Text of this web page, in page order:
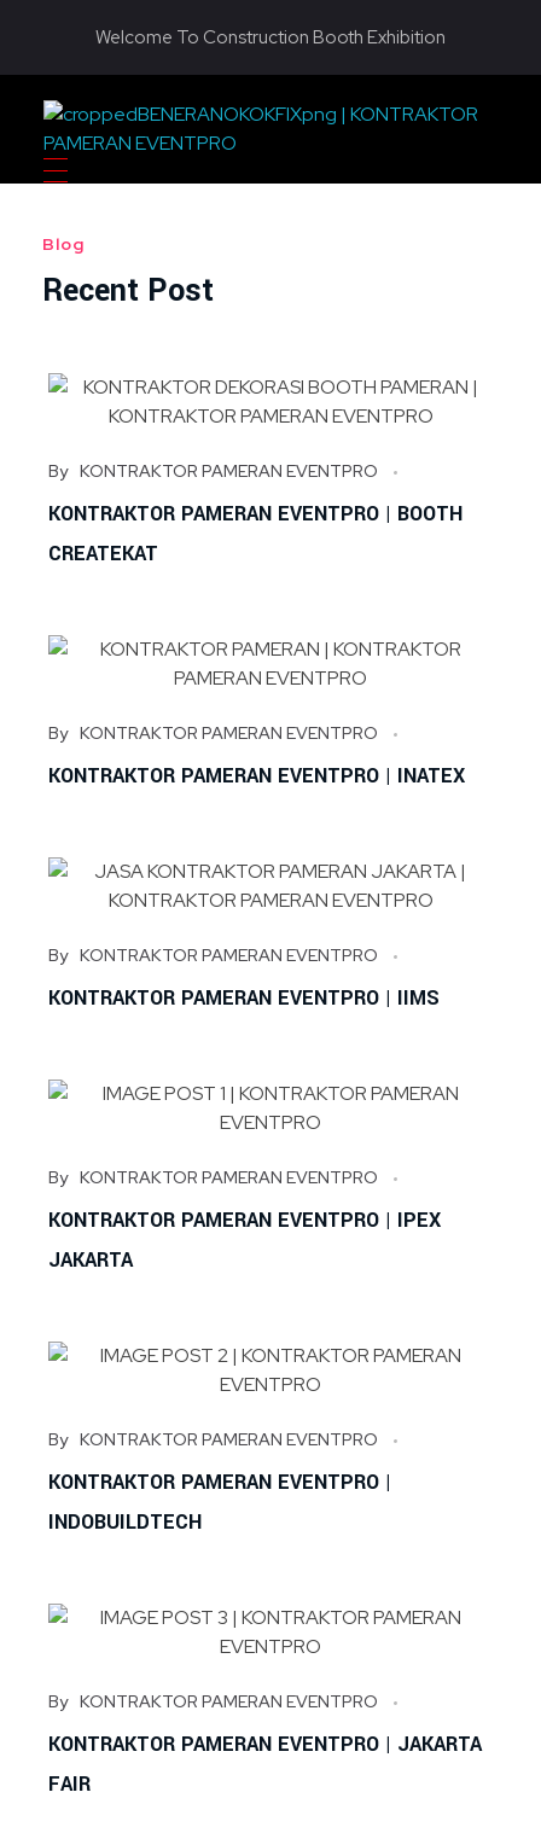
Welcome To Construction Booth Exhibition
KONTRAKTOR PAMERAN EVENTPRO
Eventpro sebagai kontraktor pameran jakarta, penyedia jasa pembuatan dekorasi booth pameran. Hubungi sekarang! Untuk harga yang terjangkau! HOTLINE 081290452586
Blog
Recent Post
KONTRAKTOR PAMERAN EVENTPRO | BOOTH
CREATEKAT
By KONTRAKTOR PAMERAN EVENTPRO
KONTRAKTOR PAMERAN EVENTPRO | INATEX
By KONTRAKTOR PAMERAN EVENTPRO
KONTRAKTOR PAMERAN EVENTPRO | IIMS
By KONTRAKTOR PAMERAN EVENTPRO
KONTRAKTOR PAMERAN EVENTPRO | IPEX
JAKARTA
By KONTRAKTOR PAMERAN EVENTPRO
KONTRAKTOR PAMERAN EVENTPRO |
INDOBUILDTECH
By KONTRAKTOR PAMERAN EVENTPRO
KONTRAKTOR PAMERAN EVENTPRO | JAKARTA
FAIR
By KONTRAKTOR PAMERAN EVENTPRO